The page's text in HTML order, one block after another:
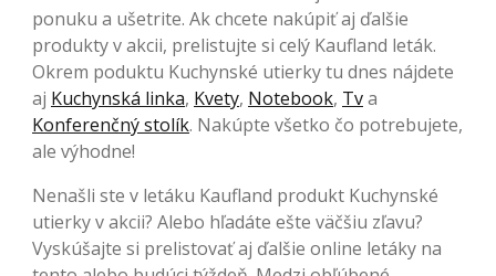
ponuku a ušetrite. Ak chcete nakúpiť aj ďalšie
produkty v akcii, prelistujte si celý Kaufland leták.
Okrem poduktu Kuchynské utierky tu dnes nájdete
aj Kuchynská linka, Kvety, Notebook, Tva
Konferenčný stolík. Nakúpte všetko čo potrebujete,
ale výhodne!
Nenašli ste v letáku Kaufland produkt Kuchynské
utierky v akcii? Alebo hľadáte ešte väčšiu zľavu?
Vyskúšajte si prelistovať aj ďalšie online letáky na